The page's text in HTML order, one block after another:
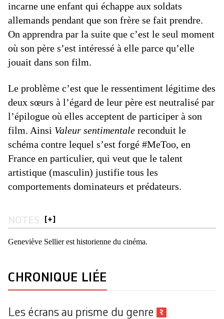
incarne une enfant qui échappe aux soldats
allemands pendant que son frère se fait prendre.
On apprendra par la suite que c’est le seul moment
où son père s’est intéressé à elle parce qu’elle
jouait dans son film.
Le problème c’est que le ressentiment légitime des
deux sœurs à l’égard de leur père est neutralisé par
l’épilogue où elles acceptent de participer à son
film. Ainsi Valeur sentimentale reconduit le
schéma contre lequel s’est forgé #MeToo, en
France en particulier, qui veut que le talent
artistique (masculin) justifie tous les
comportements dominateurs et prédateurs.
NOTES [+]
Geneviève Sellier est historienne du cinéma.
CHRONIQUE LIÉE
Les écrans au prisme du genre